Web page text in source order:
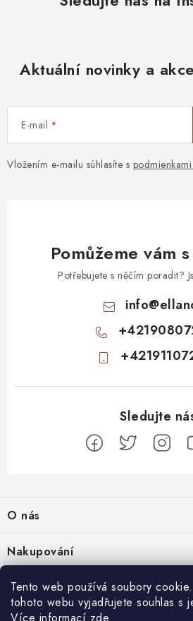
Tento web používá soubory
tohoto webu vyjadřujete souhlas s
Aktuální novinky a
E-mail
Vložením e-mailu súhlasíte s
Pomůžeme vám
Potřebujete s něčím poradit?
info@
p
a
t
O nás
Profil firmy
Produktové stránky
Nakupování
Odstoupit od smlouvy
Obchodní podmínky
Blog
Nenápadný začátek, totální mindfuck na